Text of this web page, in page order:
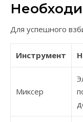
Для успешного
Инструмент
Миксер